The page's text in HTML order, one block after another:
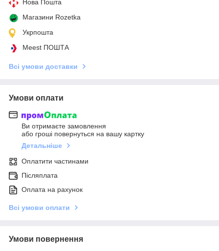
Нова Пошта
Магазини Rozetka
Укрпошта
Meest ПОШТА
Всі умови доставки
Умови оплати
Ви отримаєте замовлення
або гроші повернуться на вашу картку
Детальніше
Оплатити частинами
Післяплата
Оплата на рахунок
Всі умови оплати
Умови повернення